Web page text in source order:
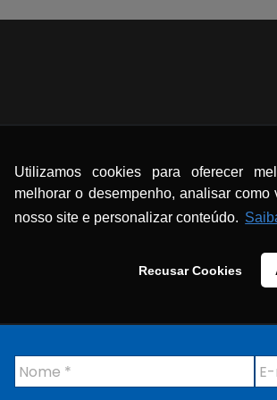
Utilizamos cookies para oferecer
melhorar o desempenho, analisar como
nosso site e personalizar conteúdo.
Recusar Cookies
N
o
E
-